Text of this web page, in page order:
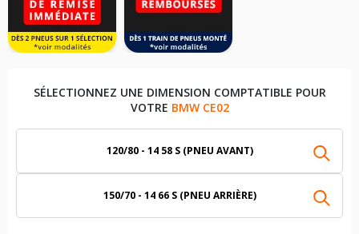
SÉLECTIONNEZ UNE DIMENSION COMPTATIBLE POUR
VOTRE BMW CE02
120/80 - 14 58 S (PNEU AVANT)
150/70 - 14 66 S (PNEU ARRIÈRE)